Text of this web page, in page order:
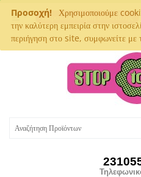
Προσοχή!
Χρησιμοποιούμε
την καλύτερη εμπειρία στην
περιήγηση στο site, συμφωνείτε
Παρακολούθηση αποστολής